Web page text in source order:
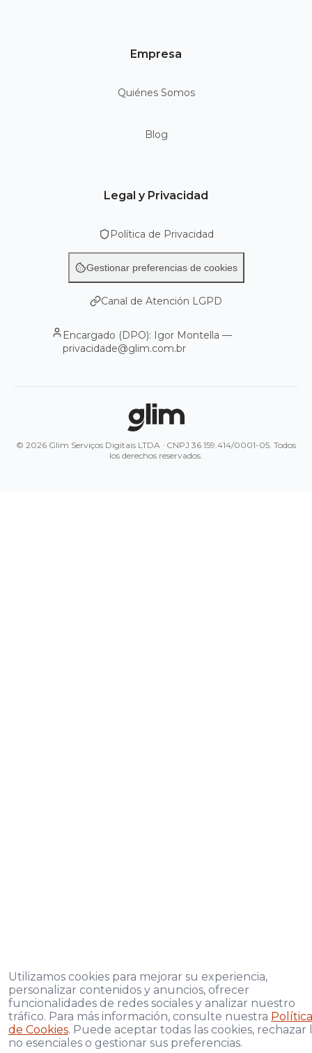
Empresa
Quiénes Somos
Blog
Legal y Privacidad
Política de Privacidad
Gestionar preferencias de cookies
Canal de Atención LGPD
Encargado (DPO): Igor Montella —
privacidade@glim.com.br
© 2026 Glim Serviços Digitais LTDA · CNPJ 36.159.414/0001-05. Todos
los derechos reservados.
Utilizamos cookies para mejorar su experiencia,
personalizar contenidos y anuncios, ofrecer
funcionalidades de redes sociales y analizar nuestro
tráfico. Para más información, consulte nuestra Política
de Cookies. Puede aceptar todas las cookies, rechazar
no esenciales o gestionar sus preferencias.